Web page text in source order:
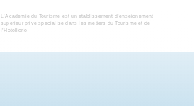
L’Académie du Tourisme est un établissement d’enseignement
supérieur privé spécialisé dans les métiers du Tourisme et de
l’Hôtellerie